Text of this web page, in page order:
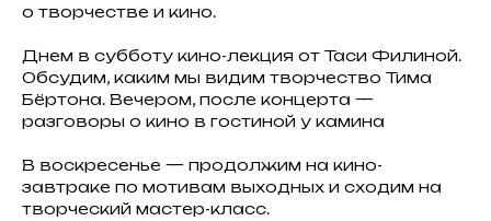
о творчестве и кино.
Днем в субботу кино-лекция от Таси Филиной.
Обсудим, каким мы видим творчество Тима
Бёртона. Вечером, после концерта —
разговоры о кино в гостиной у камина
В воскресенье — продолжим на кино-
завтраке по мотивам выходных и сходим на
творческий мастер-класс.